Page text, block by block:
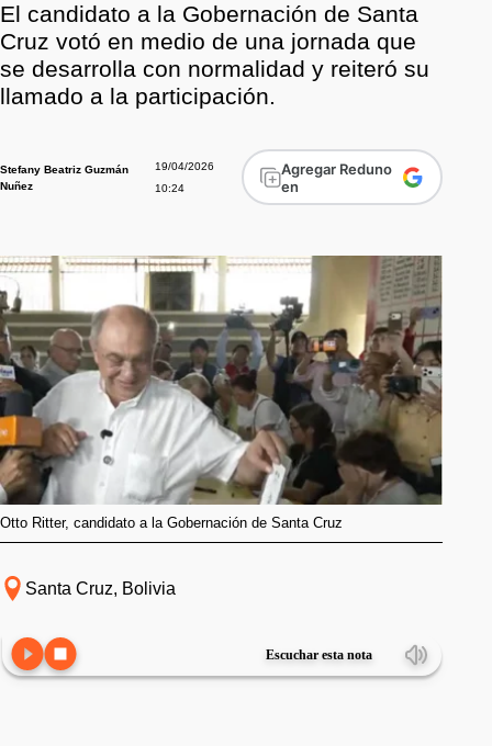
El candidato a la Gobernación de Santa
Cruz votó en medio de una jornada que
se desarrolla con normalidad y reiteró su
llamado a la participación.
Stefany Beatriz Guzmán
Nuñez
19/04/2026
10:24
Agregar Reduno
en
Otto Ritter, candidato a la Gobernación de Santa Cruz
Santa Cruz, Bolivia
Escuchar esta nota